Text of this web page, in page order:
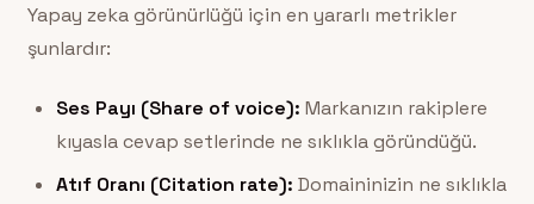
Yapay zeka görünürlüğü için en yararlı metrikler
şunlardır:
Ses Payı (Share of voice): Markanızın rakiplere
kıyasla cevap setlerinde ne sıklıkla göründüğü.
Atıf Oranı (Citation rate): Domaininizin ne sıklıkla